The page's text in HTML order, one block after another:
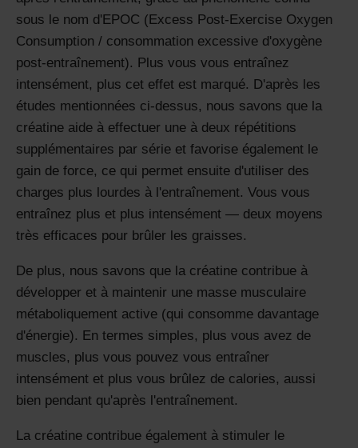
sous le nom d'EPOC (Excess Post-Exercise Oxygen
Consumption / consommation excessive d'oxygène
post-entraînement). Plus vous vous entraînez
intensément, plus cet effet est marqué. D'après les
études mentionnées ci-dessus, nous savons que la
créatine aide à effectuer une à deux répétitions
supplémentaires par série et favorise également le
gain de force, ce qui permet ensuite d'utiliser des
charges plus lourdes à l'entraînement. Vous vous
entraînez plus et plus intensément — deux moyens
très efficaces pour brûler les graisses.
De plus, nous savons que la créatine contribue à
développer et à maintenir une masse musculaire
métaboliquement active (qui consomme davantage
d'énergie). En termes simples, plus vous avez de
muscles, plus vous pouvez vous entraîner
intensément et plus vous brûlez de calories, aussi
bien pendant qu'après l'entraînement.
La créatine contribue également à stimuler le